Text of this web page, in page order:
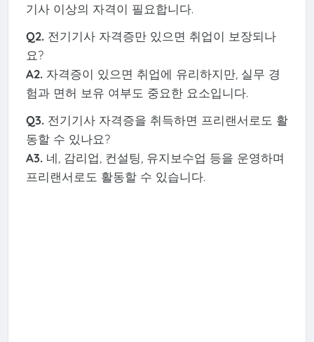
기사 이상의 자격이 필요합니다.
Q2.전기기사 자격증만 있으면 취업이 보장되나
요?
A2.자격증이 있으면 취업에 유리하지만, 실무 경
험과 면허 보유 여부도 중요한 요소입니다.
Q3.전기기사 자격증을 취득하면 프리랜서로도 활
동할 수 있나요?
A3.네, 감리업, 컨설팅, 유지보수업 등을 운영하며
프리랜서로도 활동할 수 있습니다.